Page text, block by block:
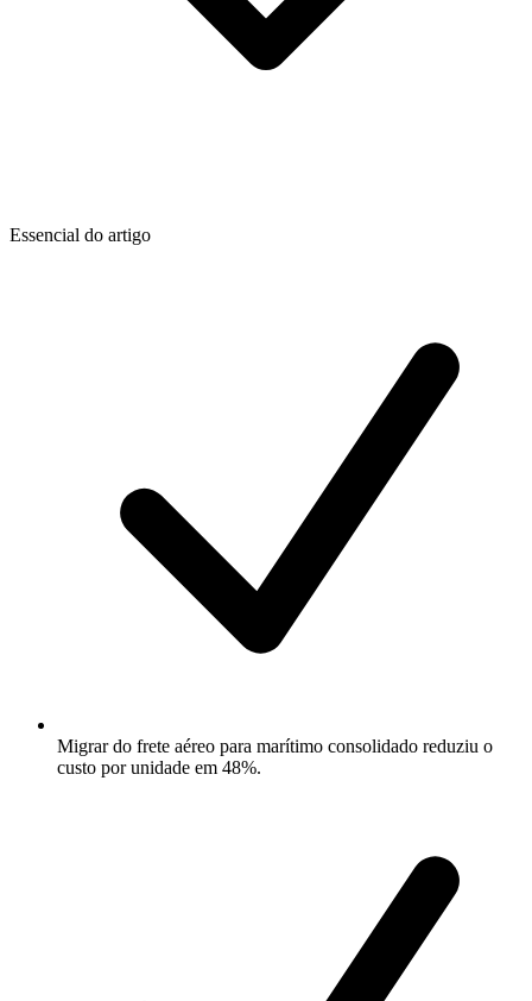
Essencial do artigo
Migrar do frete aéreo para marítimo consolidado reduziu o
custo por unidade em 48%.